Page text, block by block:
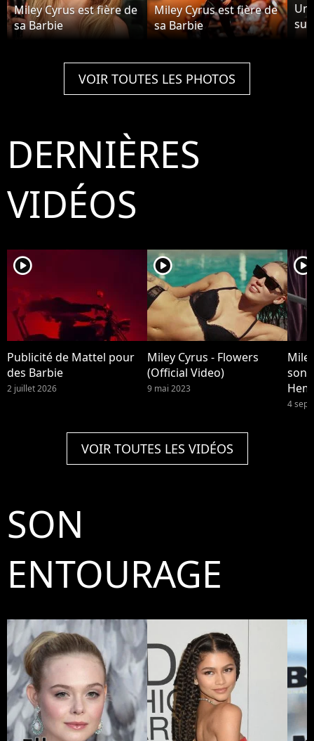
Miley Cyrus est fière de
sa Barbie
Miley Cyrus est fière de
sa Barbie
VOIR TOUTES LES PHOTOS
DERNIÈRES
VIDÉOS
player2
Publicité de Mattel pour
des Barbie
2 juillet 2026
player2
Miley Cyrus - Flowers
(Official Video)
9 mai 2023
player2
son
4
VOIR TOUTES LES VIDÉOS
SON
ENTOURAGE